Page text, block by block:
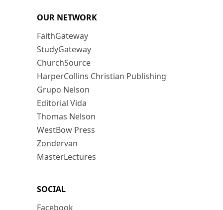
OUR NETWORK
FaithGateway
StudyGateway
ChurchSource
HarperCollins Christian Publishing
Grupo Nelson
Editorial Vida
Thomas Nelson
WestBow Press
Zondervan
MasterLectures
SOCIAL
Facebook